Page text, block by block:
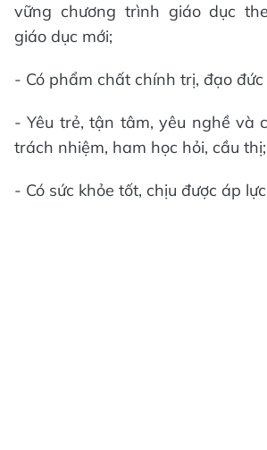
vững chương trình giáo dục
giáo dục mới;
- Có phẩm chất chính trị, đạo đức
- Yêu trẻ, tận tâm, yêu nghề và
trách nhiệm, ham học hỏi, cầu thị;
- Có sức khỏe tốt, chịu được áp